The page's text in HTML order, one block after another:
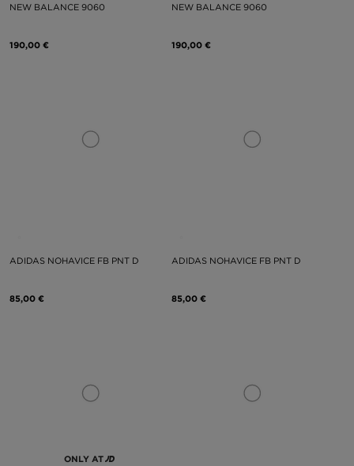
NEW BALANCE 9060
190,00 €
NEW BALANCE 9060
190,00 €
ADIDAS NOHAVICE FB PNT D
85,00 €
ADIDAS NOHAVICE FB PNT D
85,00 €
ONLY AT